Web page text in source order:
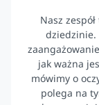
Nasz
dziedzinie.
jak ważna
mówimy o
polega na